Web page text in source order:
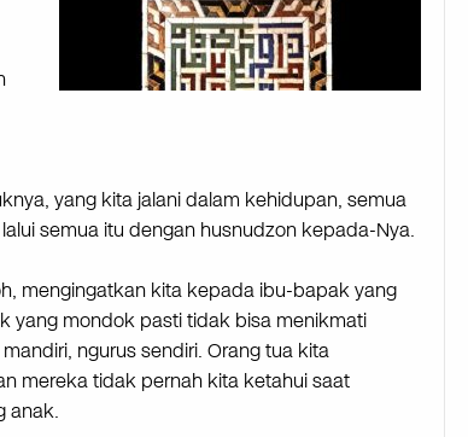
yang kita jalani dalam kehidupan, semua
semua itu dengan husnudzon kepada-Nya.
mengingatkan kita kepada ibu-bapak yang
yang mondok pasti tidak bisa menikmati
ngurus sendiri. Orang tua kita
mereka tidak pernah kita ketahui saat
anak.